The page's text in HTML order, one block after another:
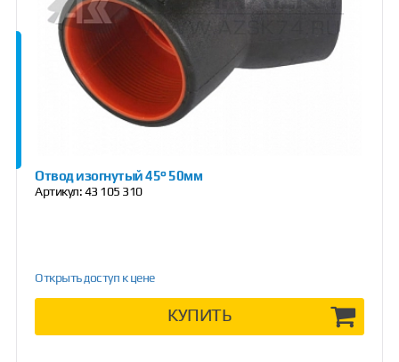
Отвод изогнутый 45° 50мм
Артикул:43 105 310
Открыть доступ к цене
КУПИТЬ